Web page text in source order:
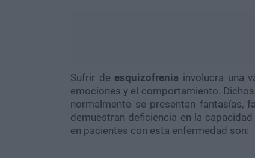
Sufrir de esquizofrenia involucra una
emociones y el comportamiento.
normalmente se presentan fantasías,
demuestran deficiencia en la
en pacientes con esta enfermedad son: